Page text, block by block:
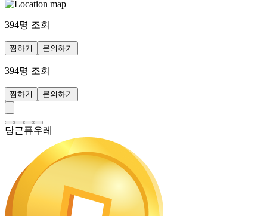
394명 조회
찜하기 문의하기
394명 조회
찜하기 문의하기
당근퓨우레